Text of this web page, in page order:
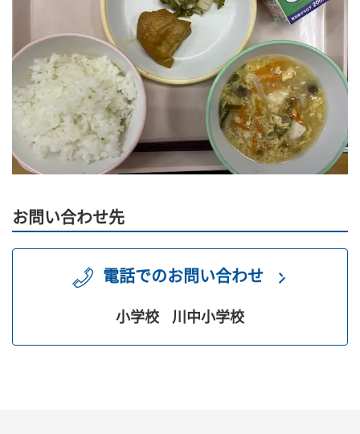
お問い合わせ先
電話でのお問い合わせ
小学校 川中小学校